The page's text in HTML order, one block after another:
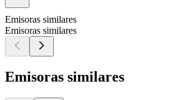
Emisoras similares
Emisoras similares
Emisoras similares